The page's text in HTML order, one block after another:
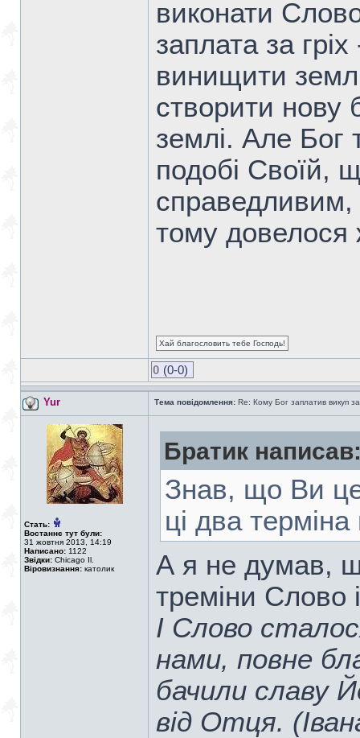
виконати
заплата за
винищити
створити нову
землі. Але Бог
подобі Своїй,
справедливим,
тому
Хай благословить тебе Господь!
0 (0-0)
Yur Тема повідомлення: Re: Кому Бог заплатив викуп
Стать:
Востаннє тут були:
31 жовтня 2013, 14:19
Написано: 1122
Звідки: Chicago Il.
Віровизнання: католик
Братик
Знав, що Ви
ці два
А я не думав,
треміни
І Слово
нами, повне
бачили славу
від Отця.